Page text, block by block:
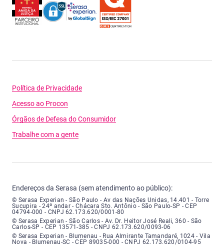
Política de Privacidade
Acesso ao Procon
Órgãos de Defesa do Consumidor
Trabalhe com a gente
Endereços da Serasa (sem atendimento ao público):
Serasa Experian - São Paulo - Endereço: Avenida das Nações Unidas,
© Serasa Experian - São Paulo - Av das Nações Unidas, 14.401 - Torre
Sucupira - 24º andar - Chácara Sto. Antônio - São Paulo-SP - CEP
04794-000 - CNPJ 62.173.620/0001-80
Serasa Experian - São Carlos - Endereço: Avenida Doutor Heitor José
© Serasa Experian - São Carlos - Av. Dr. Heitor José Reali, 360 - São
Carlos-SP - CEP 13571-385 - CNPJ 62.173.620/0093-06
Serasa Experian - Blumenau - Endereço: Rua Almirante Tamandaré,
© Serasa Experian - Blumenau - Rua Almirante Tamandaré, 1024 - Vila
Nova - Blumenau-SC - CEP 89035-000 - CNPJ 62.173.620/0104-95